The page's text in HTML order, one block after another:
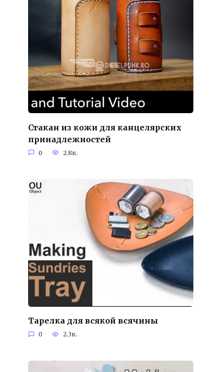
Стакан из кожи для канцелярских
принадлежностей
0 2.8к.
Тарелка для всякой всячины
0 2.3к.